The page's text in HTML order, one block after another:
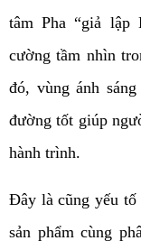
tâm Pha “giả lập
cường tầm nhìn
đó, vùng ánh
đường tốt giúp
hành trình.
Đây là cũng yếu tố
sản phẩm cùng